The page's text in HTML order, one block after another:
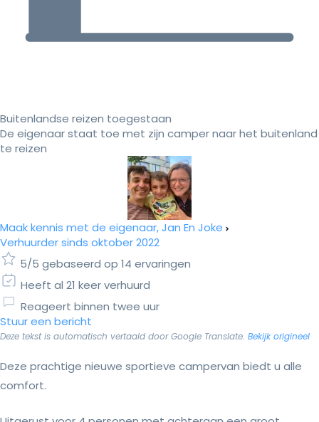
Buitenlandse reizen toegestaan
De eigenaar staat toe met zijn camper naar het buitenland
te reizen
Maak kennis met de eigenaar, Jan En Joke
Verhuurder sinds oktober 2022
5/5 gebaseerd op 14 ervaringen
Heeft al 21 keer verhuurd
Reageert binnen twee uur
Stuur een bericht
Deze tekst is automatisch vertaald door Google Translate. Bekijk origineel
Deze prachtige nieuwe sportieve campervan biedt u alle
comfort.